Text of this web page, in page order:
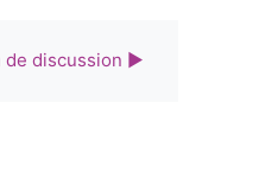
de discussion ▶︎